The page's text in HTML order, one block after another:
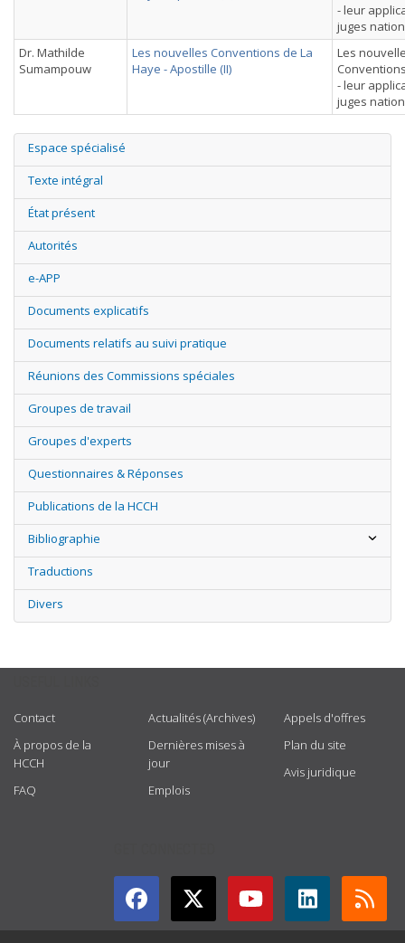
- leur
juges
Dr. Mathilde
Sumampouw
Les nouvelles Conventions de La
Haye - Apostille (II)
Les
- leur
juges
Espace spécialisé
Texte intégral
État présent
Autorités
e-APP
Documents explicatifs
Documents relatifs au suivi pratique
Réunions des Commissions spéciales
Groupes de travail
Groupes d'experts
Questionnaires & Réponses
Publications de la HCCH
Bibliographie
Traductions
Divers
Contact
À propos de la
HCCH
FAQ
Actualités (Archives)
Dernières mises à
jour
Emplois
Appels d'offres
Plan du site
Avis juridique